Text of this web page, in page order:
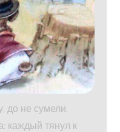
до не сумели,
каждый тянул к